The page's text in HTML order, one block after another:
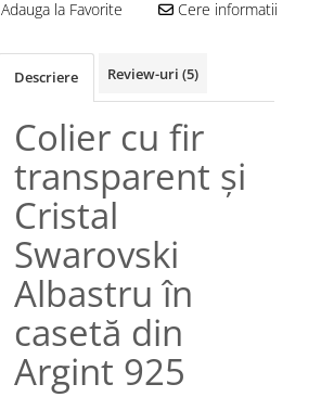
Adauga la Favorite Cere informatii
Descriere Review-uri (5)
Colier cu fir
transparent și
Cristal
Swarovski
Albastru în
casetă din
Argint 925